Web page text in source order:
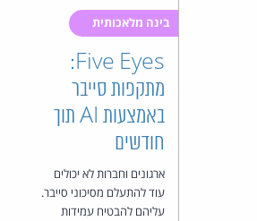
בינה מלאכותית
Five Eyes:
מתקפות סייבר
באמצעות AI תוך
חודשים
ארגונים וחברות לא יכולים
עוד להתעלם מסיכוני סייבר.
עליהם להבטיח עמידות